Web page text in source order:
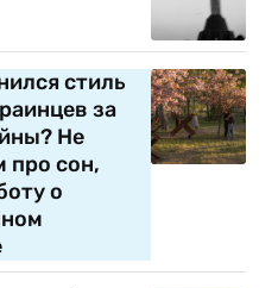
стиль
за
Не
про сон,
о